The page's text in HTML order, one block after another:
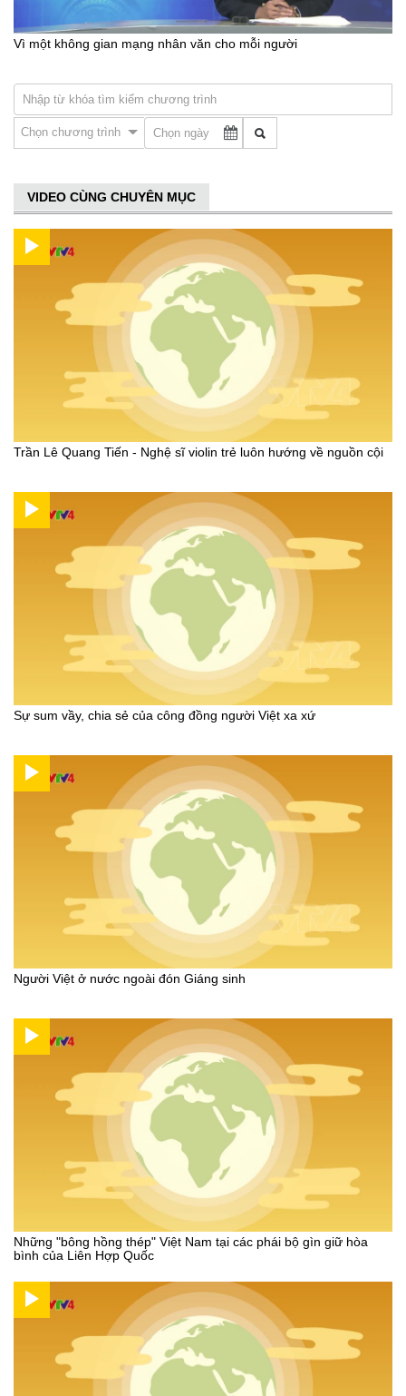
Vì một không gian mạng nhân văn cho mỗi người
Chọn chương trình
VIDEO CÙNG CHUYÊN MỤC
Trần Lê Quang Tiến - Nghệ sĩ violin trẻ luôn hướng về nguồn cội
Sự sum vầy, chia sẻ của công đồng người Việt xa xứ
Người Việt ở nước ngoài đón Giáng sinh
Những "bông hồng thép" Việt Nam tại các phái bộ gìn giữ hòa
bình của Liên Hợp Quốc